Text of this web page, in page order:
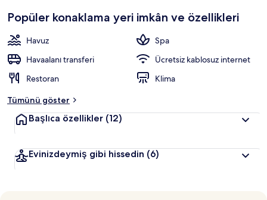
Popüler konaklama yeri imkân ve özellikleri
Havuz
Spa
Havaalanı transferi
Ücretsiz kablosuz internet
Restoran
Klima
Tümünü göster
Başlıca özellikler (12)
Evinizdeymiş gibi hissedin (6)